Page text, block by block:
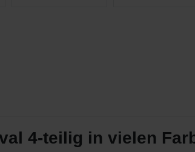
4-teilig in vielen